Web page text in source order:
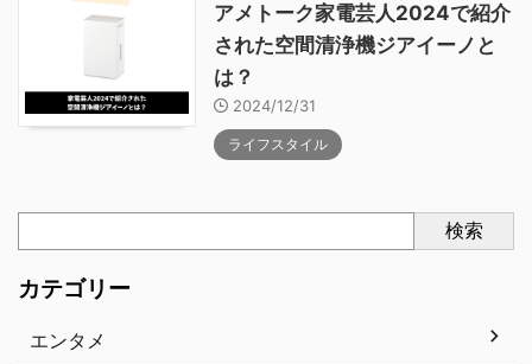
アメトーク家電芸人2024で紹介
された空間清浄機ジアイーノと
は？
2024/12/31
ライフスタイル
検索
カテゴリー
エンタメ